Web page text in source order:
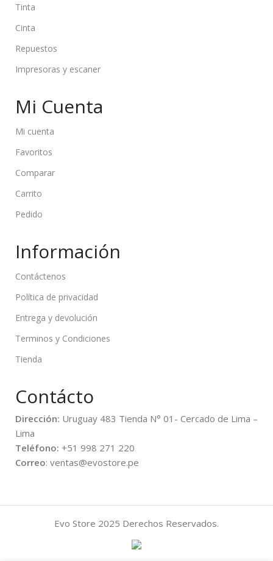
Tinta
Cinta
Repuestos
Impresoras y escaner
Mi Cuenta
Mi cuenta
Favoritos
Comparar
Carrito
Pedido
Información
Contáctenos
Política de privacidad
Entrega y devolución
Terminos y Condiciones
Tienda
Contácto
Dirección: Uruguay 483 Tienda N° 01- Cercado de Lima –
Lima
Teléfono: +51 998 271 220
Correo: ventas@evostore.pe
Evo Store 2025 Derechos Reservados.